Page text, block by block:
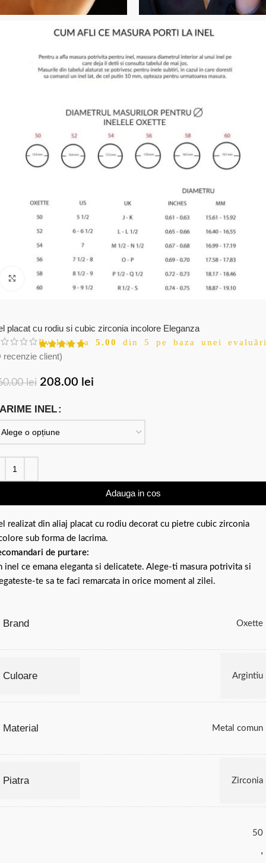
Click to enlarge
placat cu rodiu si cubic zirconia incolore Eleganza
Evaluat la 5.00 din 5 pe baza unei
recenzie client)
lei 208.00 lei
INEL
Adauga in cos
realizat din aliaj placat cu rodiu decorat cu pietre cubic zirconia
sub forma de lacrima.
de purtare:
inel ce emana eleganta si delicatete. Alege-ti masura potrivita si
te sa te faci remarcata in orice moment al zilei.
Brand Oxette
Culoare Argintiu
Material Metal comun
Piatra Zirconia
50
,